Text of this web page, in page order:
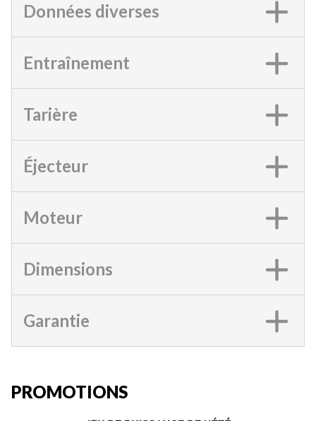
Données diverses
Entraînement
Tarière
Éjecteur
Moteur
Dimensions
Garantie
PROMOTIONS